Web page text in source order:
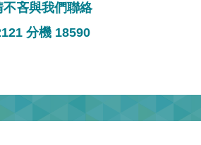
吝與我們聯絡
分機 18590